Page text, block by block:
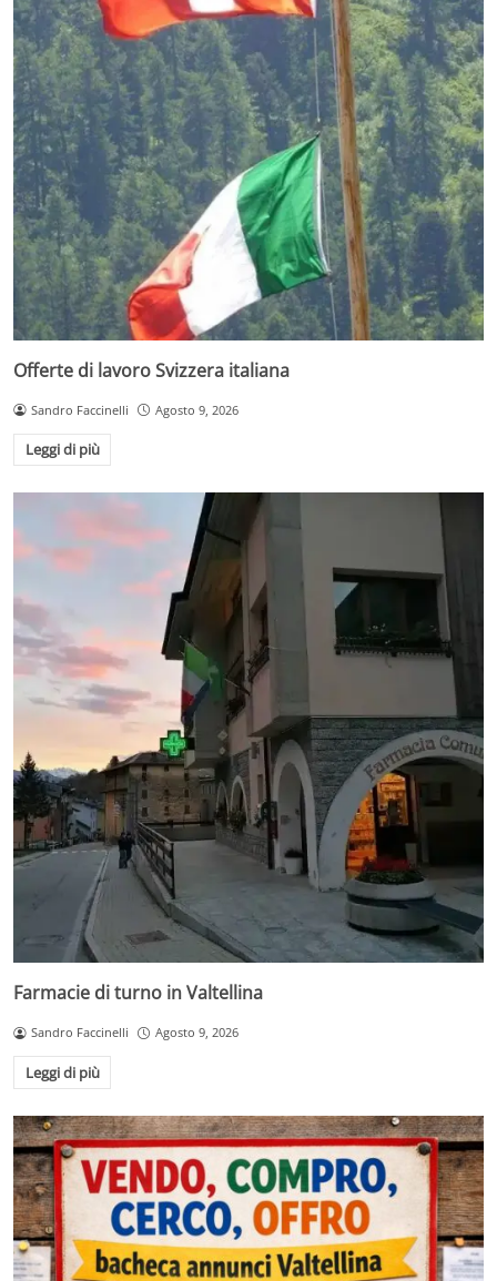
Offerte di lavoro Svizzera italiana
Sandro Faccinelli Agosto 9, 2026
Leggi di più
Farmacie di turno in Valtellina
Sandro Faccinelli Agosto 9, 2026
Leggi di più